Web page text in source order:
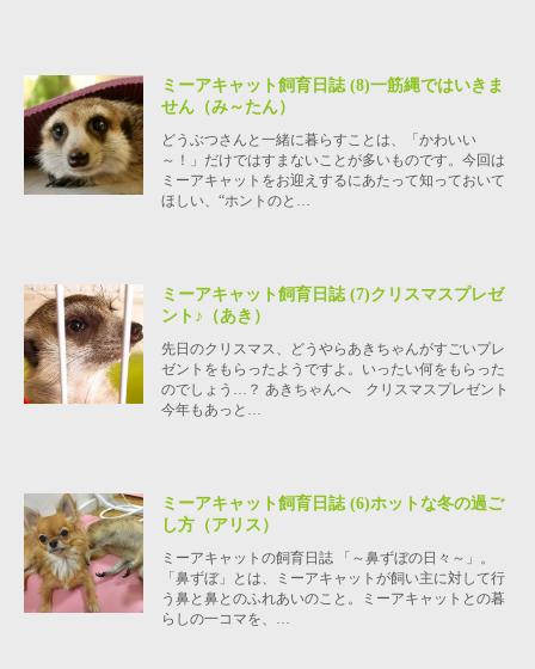
ミーアキャット飼育日誌 (8)一筋縄ではいきま
せん（み～たん）
どうぶつさんと一緒に暮らすことは、「かわいい
～！」だけではすまないことが多いものです。今回は
ミーアキャットをお迎えするにあたって知っておいて
ほしい、“ホントのと…
ミーアキャット飼育日誌 (7)クリスマスプレゼ
ント♪（あき）
先日のクリスマス、どうやらあきちゃんがすごいプレ
ゼントをもらったようですよ。いったい何をもらった
のでしょう…？ あきちゃんへ クリスマスプレゼント
今年もあっと…
ミーアキャット飼育日誌 (6)ホットな冬の過ご
し方（アリス）
ミーアキャットの飼育日誌 「～鼻ずぼの日々～」。
「鼻ずぼ」とは、ミーアキャットが飼い主に対して行
う鼻と鼻とのふれあいのこと。ミーアキャットとの暮
らしの一コマを、…